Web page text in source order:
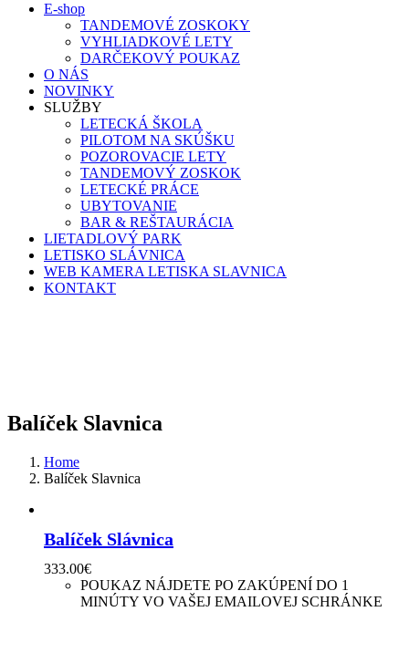
contentE-shop
TANDEMOVÉ ZOSKOKY
VYHLIADKOVÉ LETY
DARČEKOVÝ POUKAZ
O NÁS
NOVINKY
SLUŽBY
LETECKÁ ŠKOLA
PILOTOM NA SKÚŠKU
POZOROVACIE LETY
TANDEMOVÝ ZOSKOK
LETECKÉ PRÁCE
UBYTOVANIE
BAR & REŠTAURÁCIA
LIETADLOVÝ PARK
LETISKO SLÁVNICA
WEB KAMERA LETISKA SLAVNICA
KONTAKT
Balíček Slavnica
Home
Balíček Slavnica
Balíček Slávnica
333.00€
POUKAZ NÁJDETE PO ZAKÚPENÍ DO 1
MINÚTY VO VAŠEJ EMAILOVEJ SCHRÁNKE